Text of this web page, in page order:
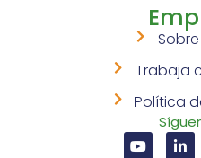
Trabaja
Política